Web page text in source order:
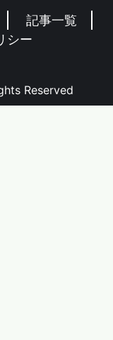
記事一覧
シー
Reserved